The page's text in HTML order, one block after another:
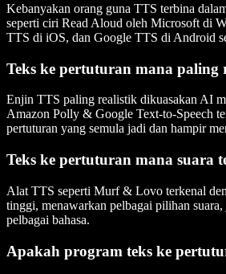
Kebanyakan orang guna TTS terbina
seperti ciri Read Aloud oleh Microsoft di
TTS di iOS, dan Google TTS di Android
Teks ke pertuturan mana paling
Enjin TTS paling realistik dikuasakan AI
Amazon Polly & Google Text-to-Speech
pertuturan yang semula jadi dan hampir
Teks ke pertuturan mana suara
Alat TTS seperti Murf & Lovo terkenal
tinggi, menawarkan pelbagai pilihan
pelbagai bahasa.
Apakah program teks ke